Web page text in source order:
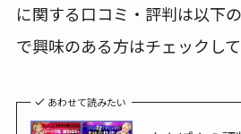
に関する口コミ・評判は以下
で興味のある方はチェックして
あわせて読みたい